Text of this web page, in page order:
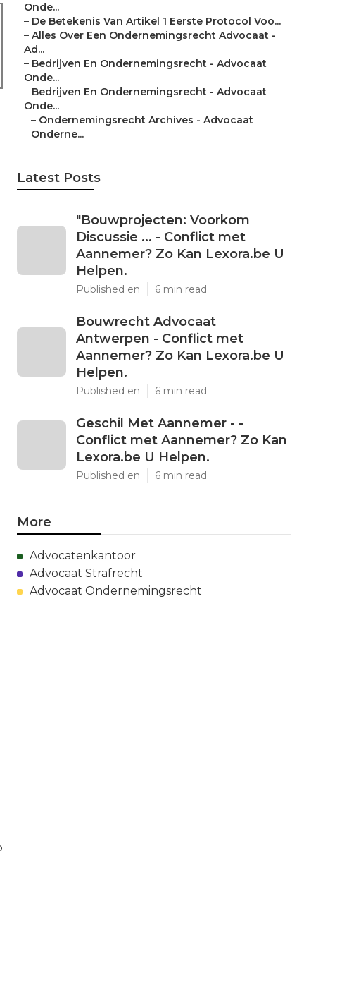
Onde...
– De Betekenis Van Artikel 1 Eerste Protocol Voo...
– Alles Over Een Ondernemingsrecht Advocaat -
Ad...
– Bedrijven En Ondernemingsrecht - Advocaat
Onde...
– Bedrijven En Ondernemingsrecht - Advocaat
Onde...
– Ondernemingsrecht Archives - Advocaat
Onderne...
Latest Posts
"Bouwprojecten: Voorkom
Discussie ... - Conflict met
Aannemer? Zo Kan Lexora.be U
Helpen.
Published en 6 min read
Bouwrecht Advocaat
Antwerpen - Conflict met
Aannemer? Zo Kan Lexora.be U
Helpen.
Published en 6 min read
Geschil Met Aannemer - -
Conflict met Aannemer? Zo Kan
Lexora.be U Helpen.
Published en 6 min read
More
Advocatenkantoor
Advocaat Strafrecht
Advocaat Ondernemingsrecht